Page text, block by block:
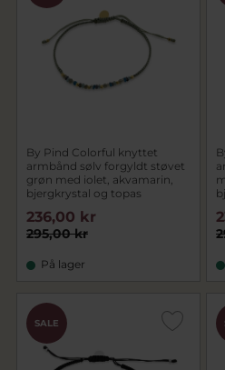
By Pind Colorful knyttet
armbånd sølv forgyldt støvet
grøn med iolet, akvamarin,
bjergkrystal og topas
295,00 kr
236,00 kr
På lager
SALE